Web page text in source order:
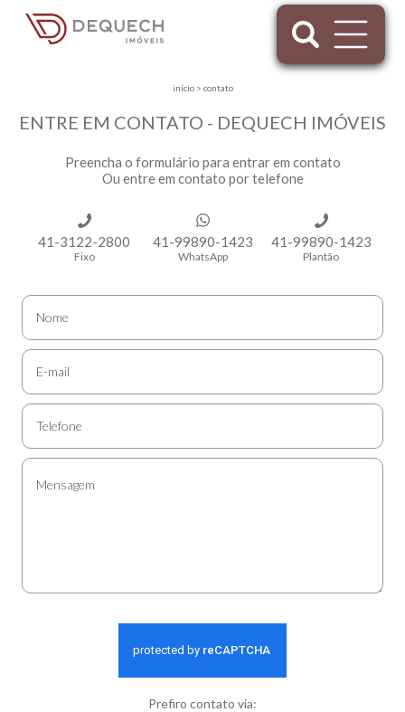
início> contato
ENTRE EM CONTATO - DEQUECH IMÓVEIS
Preencha o formulário para entrar em contato
Ou entre em contato por telefone
41-3122-2800
Fixo
41-99890-1423
WhatsApp
41-99890-1423
Plantão
Prefiro contato via: